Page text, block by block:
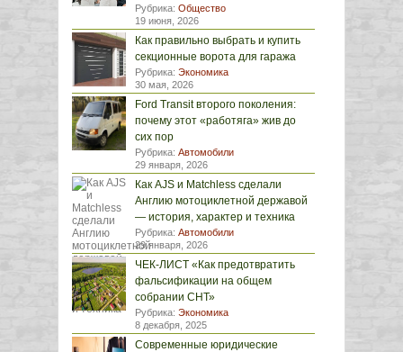
Рубрика: Общество
19 июня, 2026
Как правильно выбрать и купить
секционные ворота для гаража
Рубрика: Экономика
30 мая, 2026
Ford Transit второго поколения:
почему этот «работяга» жив до
сих пор
Рубрика: Автомобили
29 января, 2026
Как AJS и Matchless сделали
Англию мотоциклетной державой
— история, характер и техника
Рубрика: Автомобили
29 января, 2026
ЧЕК-ЛИСТ «Как предотвратить
фальсификации на общем
собрании СНТ»
Рубрика: Экономика
8 декабря, 2025
Современные юридические